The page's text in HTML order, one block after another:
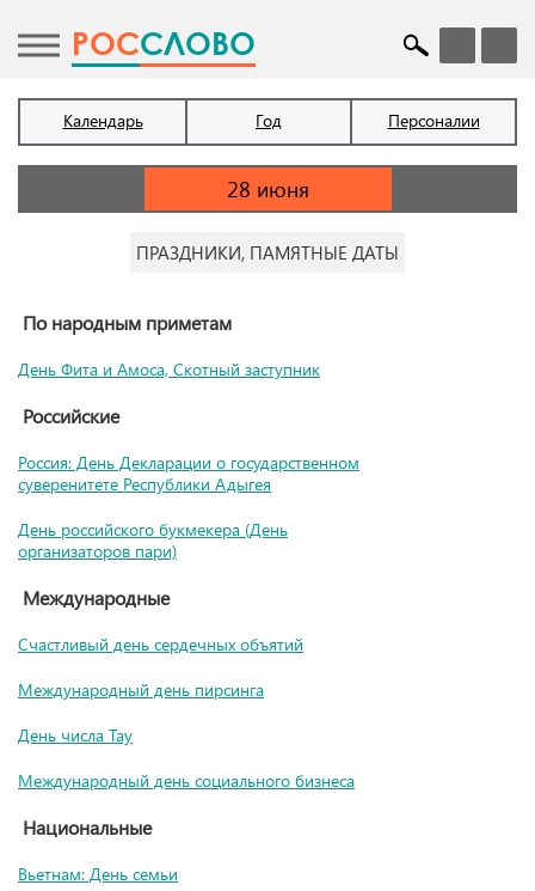
POCСЛОВО
Календарь Год Персоналии
ПРАЗДНИКИ, ПАМЯТНЫЕ ДАТЫ
По народным приметам
День Фита и Амоса, Скотный заступник
Российские
Россия: День Декларации о государственном
суверенитете Республики Адыгея
День российского букмекера (День
организаторов пари)
Международные
Счастливый день сердечных объятий
Международный день пирсинга
День числа Тау
Международный день социального бизнеса
Национальные
Вьетнам: День семьи